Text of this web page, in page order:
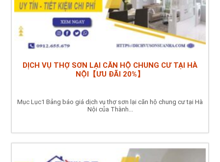
DỊCH VỤ THỢ SƠN LẠI CĂN HỘ CHUNG CƯ TẠI HÀ
NỘI【ƯU ĐÃI 20%】
Mục Lục1 Bảng báo giá dịch vụ thợ sơn lại căn hộ chung cư tại Hà
Nội của Thành...